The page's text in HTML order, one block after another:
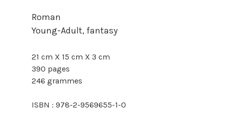
Roman
Young-Adult, fantasy
21 cm X 15 cm X 3 cm
390 pages
246 grammes
ISBN : 978-2-9569655-1-0